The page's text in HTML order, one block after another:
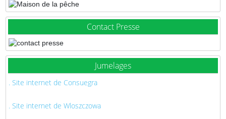
Contact Presse
Jumelages
. Site internet de Consuegra
. Site internet de Wloszczowa